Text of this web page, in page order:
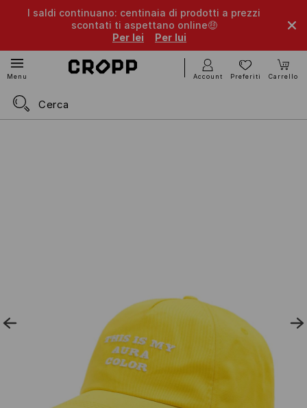
I saldi continuano: centinaia di prodotti a prezzi
scontati ti aspettano online🤑
Per lei
Per lui
Menu Account Preferiti Carrello